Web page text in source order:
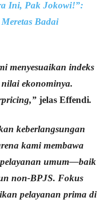
Ini, Pak Jokowi!”:
Badai
menyesuaikan indeks
ekonominya.
jelas Effendi.
keberlangsungan
kami membawa
umum—baik
non-BPJS. Fokus
pelayanan prima di